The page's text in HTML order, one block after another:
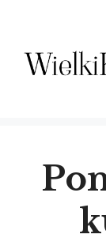
treści